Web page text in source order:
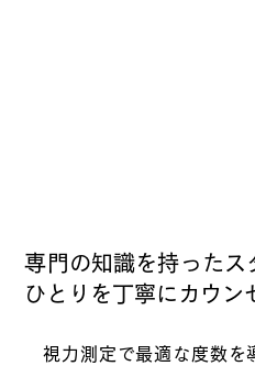
専門の知識を持ったス
ひとりを丁寧にカウン
視力測定で最適な度数を